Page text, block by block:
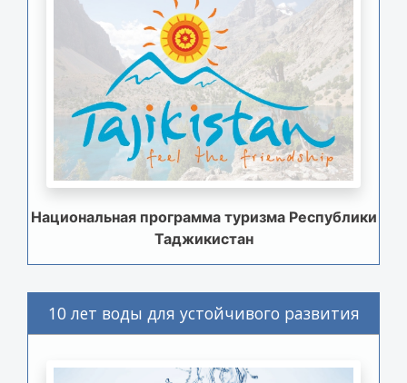
Национальная программа туризма Республики
Таджикистан
10 лет воды для устойчивого развития